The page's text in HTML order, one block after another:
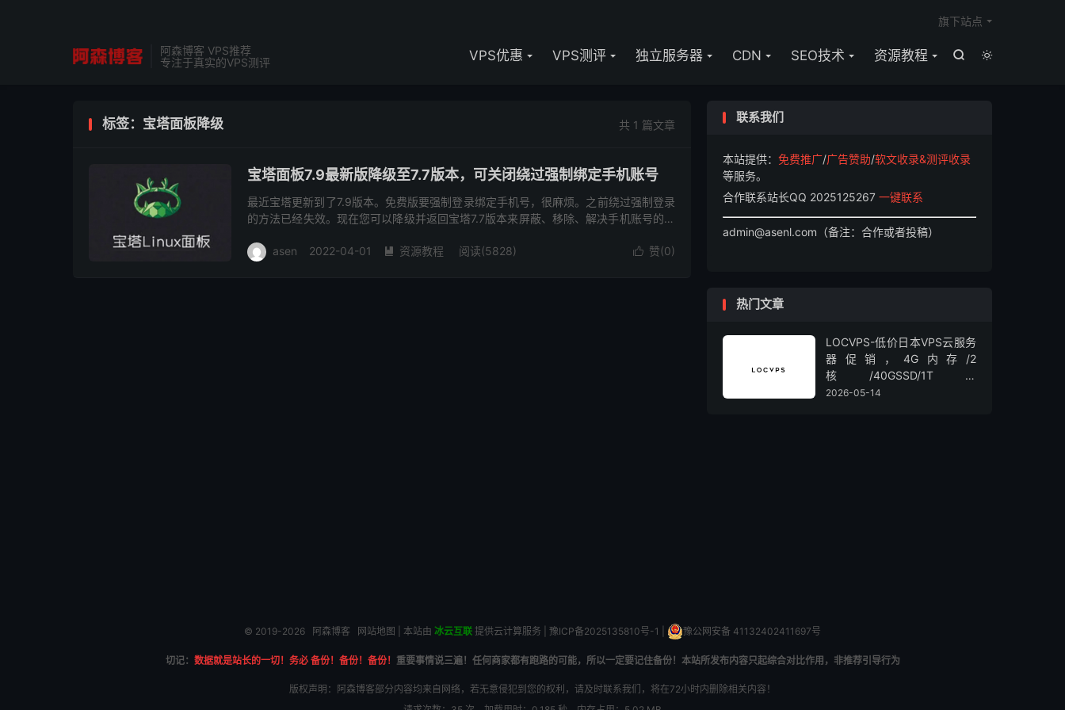
阿森博客 VPS推荐
专注于真实的VPS测评


VPS优惠 VPS测评 独立服务器 CDN SEO技术 资源教程
旗下站点
共 1 篇文章
标签：宝塔面板降级
宝塔面板7.9最新版降级至7.7版本，可关闭绕过强制绑定手机账号
最近宝塔更新到了7.9版本。免费版要强制登录绑定手机号，很麻烦。之前绕过强制登录
的方法已经失效。现在您可以降级并返回宝塔7.7版本来屏蔽、移除、解决手机账号的强
 赞(0)
asen 2022-04-01  资源教程 阅读(5828)
联系我们
本站提供： 免费推广/广告赞助/软文收录&测评收录
等服务。
合作联系站长QQ 2025125267 一键联系
admin@asenl.com（备注：合作或者投稿）
热门文章
LOCVPS-低价日本VPS云服务
器促销，4G内存/2
核/40GSSD/1T流
量/450Mbps带宽，低至36元/
2026-05-14
© 2019-2026 阿森博客 网站地图 | 本站由 冰云互联 提供云计算服务 | 豫ICP备2025135810号-1 豫公网安备 41132402411697号
切记： 数据就是站长的一切！务必 备份！备份！备份！ 重要事情说三遍！任何商家都有跑路的可能，所以一定要记住备份！本站所发布内容只起综合对比作用，非推荐引导行为
版权声明：阿森博客部分内容均来自网络，若无意侵犯到您的权利，请及时联系我们，将在72小时内删除相关内容！